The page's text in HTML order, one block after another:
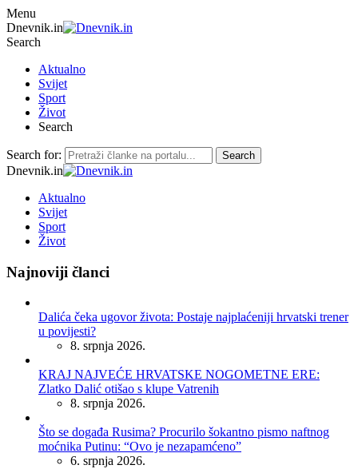
Menu
Dnevnik.in
Search
Aktualno
Svijet
Sport
Život
Search
Search for: Search
Dnevnik.in
Aktualno
Svijet
Sport
Život
Najnoviji članci
Dalića čeka ugovor života: Postaje najplaćeniji hrvatski trener
u povijesti?
8. srpnja 2026.
KRAJ NAJVEĆE HRVATSKE NOGOMETNE ERE:
Zlatko Dalić otišao s klupe Vatrenih
8. srpnja 2026.
Što se događa Rusima? Procurilo šokantno pismo naftnog
moćnika Putinu: “Ovo je nezapamćeno”
6. srpnja 2026.